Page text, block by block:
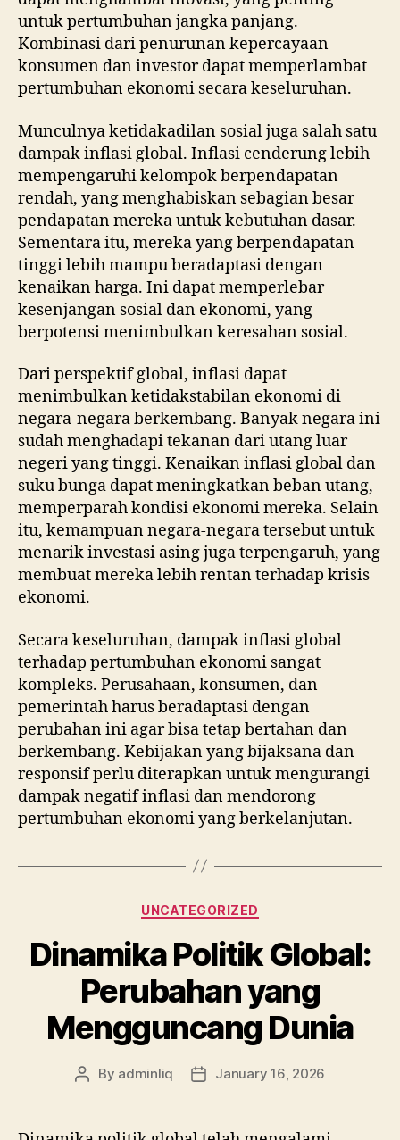
untuk pertumbuhan jangka panjang.
Kombinasi dari penurunan kepercayaan
konsumen dan investor dapat memperlambat
pertumbuhan ekonomi secara keseluruhan.
Munculnya ketidakadilan sosial juga salah satu
dampak inflasi global. Inflasi cenderung lebih
mempengaruhi kelompok berpendapatan
rendah, yang menghabiskan sebagian besar
pendapatan mereka untuk kebutuhan dasar.
Sementara itu, mereka yang berpendapatan
tinggi lebih mampu beradaptasi dengan
kenaikan harga. Ini dapat memperlebar
kesenjangan sosial dan ekonomi, yang
berpotensi menimbulkan keresahan sosial.
Dari perspektif global, inflasi dapat
menimbulkan ketidakstabilan ekonomi di
negara-negara berkembang. Banyak negara ini
sudah menghadapi tekanan dari utang luar
negeri yang tinggi. Kenaikan inflasi global dan
suku bunga dapat meningkatkan beban utang,
memperparah kondisi ekonomi mereka. Selain
itu, kemampuan negara-negara tersebut untuk
menarik investasi asing juga terpengaruh, yang
membuat mereka lebih rentan terhadap krisis
ekonomi.
Secara keseluruhan, dampak inflasi global
terhadap pertumbuhan ekonomi sangat
kompleks. Perusahaan, konsumen, dan
pemerintah harus beradaptasi dengan
perubahan ini agar bisa tetap bertahan dan
berkembang. Kebijakan yang bijaksana dan
responsif perlu diterapkan untuk mengurangi
dampak negatif inflasi dan mendorong
pertumbuhan ekonomi yang berkelanjutan.
Categories
UNCATEGORIZED
Dinamika Politik Global:
Perubahan yang
Mengguncang Dunia
Post
By adminliq
PostJanuary 16, 2026